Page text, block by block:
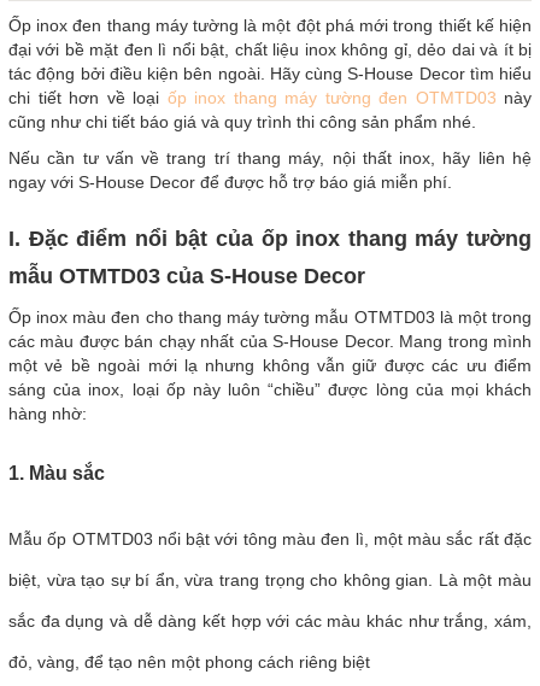
Ốp inox đen thang máy tường là một đột phá mới trong thiết kế hiện
đại với bề mặt đen lì nổi bật, chất liệu inox không gỉ, dẻo dai và ít bị
tác động bởi điều kiện bên ngoài. Hãy cùng S-House Decor tìm hiểu
chi tiết hơn về loại ốp inox thang máy tường đen OTMTD03 này
cũng như chi tiết báo giá và quy trình thi công sản phẩm nhé.
Nếu cần tư vấn về trang trí thang máy, nội thất inox, hãy liên hệ
ngay với S-House Decor để được hỗ trợ báo giá miễn phí.
I. Đặc điểm nổi bật của ốp inox thang máy tường
mẫu OTMTD03 của S-House Decor
Ốp inox màu đen cho thang máy tường mẫu OTMTD03 là một trong
các màu được bán chạy nhất của S-House Decor. Mang trong mình
một vẻ bề ngoài mới lạ nhưng không vẫn giữ được các ưu điểm
sáng của inox, loại ốp này luôn “chiều” được lòng của mọi khách
hàng nhờ:
1. Màu sắc
Mẫu ốp OTMTD03 nổi bật với tông màu đen lì, một màu sắc rất đặc
biệt, vừa tạo sự bí ẩn, vừa trang trọng cho không gian. Là một màu
sắc đa dụng và dễ dàng kết hợp với các màu khác như trắng, xám,
đỏ, vàng, để tạo nên một phong cách riêng biệt